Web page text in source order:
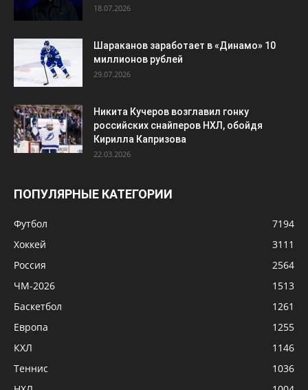
18.07.2026
Шараканов заработает в «Динамо» 10
миллионов рублей
29.07.2026
Никита Кучеров возглавил гонку
российских снайперов НХЛ, обойдя
Кирилла Капризова
22.03.2026
ПОПУЛЯРНЫЕ КАТЕГОРИИ
Футбол
7194
Хоккей
3111
Россия
2564
ЧМ-2026
1513
Баскетбол
1261
Европа
1255
КХЛ
1146
Теннис
1036